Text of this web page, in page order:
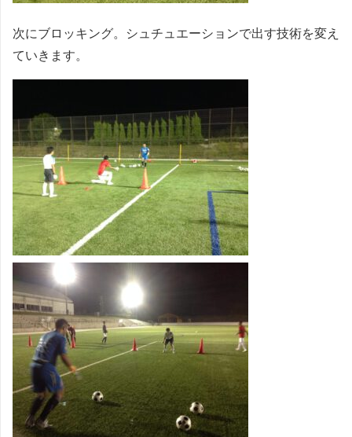
次にブロッキング。シュチュエーションで出す技術を変え
ていきます。